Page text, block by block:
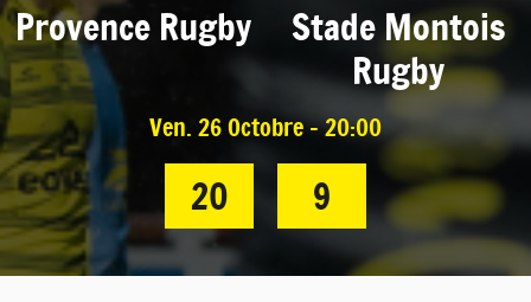
Provence Rugby
Stade Montois
Rugby
Ven. 26 Octobre - 20:00
20 9